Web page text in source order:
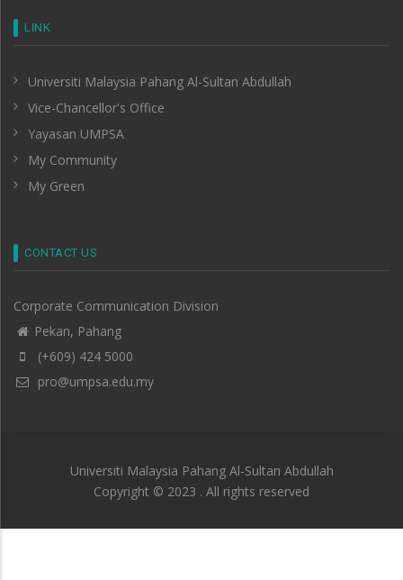
LINK
Universiti Malaysia Pahang Al-Sultan Abdullah
Vice-Chancellor's Office
Yayasan UMPSA
My Community
My Green
CONTACT US
Corporate Communication Division
Pekan, Pahang
(+609) 424 5000
pro@umpsa.edu.my
Universiti Malaysia Pahang Al-Sultan Abdullah
Copyright © 2023 . All rights reserved